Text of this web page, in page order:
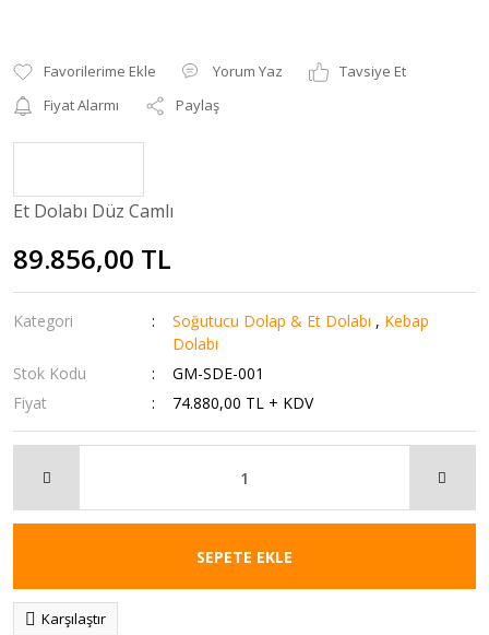
Yorum Yaz
Tavsiye Et
Fiyat Alarmı
Paylaş
Et Dolabı Düz Camlı
89.856,00 TL
Kategori Soğutucu Dolap & Et Dolabı , Kebap
Dolabı
Stok Kodu
GM-SDE-001
Fiyat
74.880,00 TL + KDV
SEPETE EKLE
Karşılaştır